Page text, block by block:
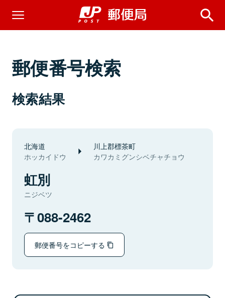
郵便番号検索
検索結果
北海道
ホッカイドウ
川上郡標茶町
カワカミグンシベチャチョウ
虹別
ニジベツ
088-2462
郵便番号をコピーする